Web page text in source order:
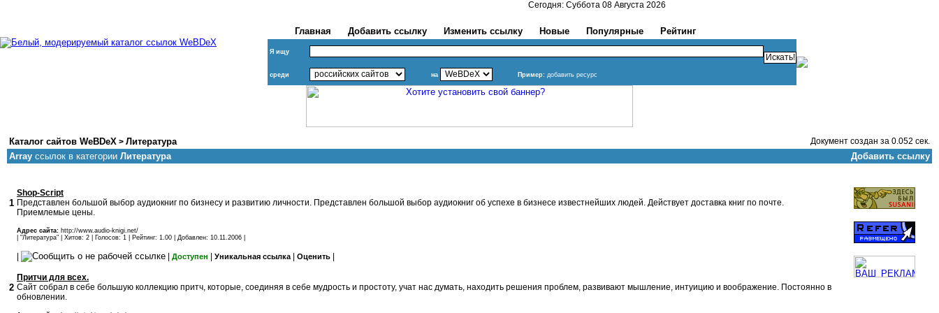
Сегодня: Суббота 08 Августа 2026
Главная Добавить ссылку Изменить ссылку Новые Популярные Рейтинг
Я ищу
среди на Пример: добавить ресурс
Каталог сайтов WeBDeX > Литература Документ создан за 0.052 сек.
Array ссылок в категории Литература Добавить ссылку
1
Shop-Script
Представлен большой выбор аудиокниг по бизнесу и развитию личности. Представлен большой выбор аудиокниг об успехе в бизнесе известнейших людей. Действует доставка книг по почте.
Приемлемые цены.
Адрес сайта: http://www.audio-knigi.net/
| "Литература" | Хитов: 2 | Голосов: 1 | Рейтинг: 1.00 | Добавлен: 10.11.2006 |
Доступен Уникальная ссылка| Оценить
2
Притчи для всех.
Сайт собрал в себе большую коллекцию притч, которые, соединяя в себе мудрость и простоту, учат нас думать, находить решения проблем, развивают мышление, интуицию и воображение. Постоянно в
обновлении.